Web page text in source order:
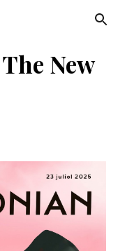
Skip to navigation
New